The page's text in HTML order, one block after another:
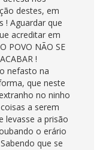
destes, em
! Aguardar que
acreditar em
POVO NÃO SE
!
nefasto na
que neste
no ninho
a serem
levasse a prisão
o erário
que se